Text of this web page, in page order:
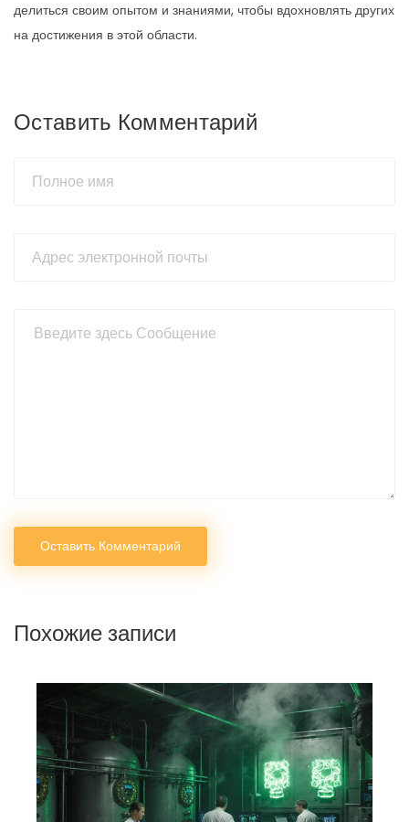
делиться своим опытом и знаниями, чтобы вдохновлять других
на достижения в этой области.
Оставить Комментарий
Оставить Комментарий
Похожие записи